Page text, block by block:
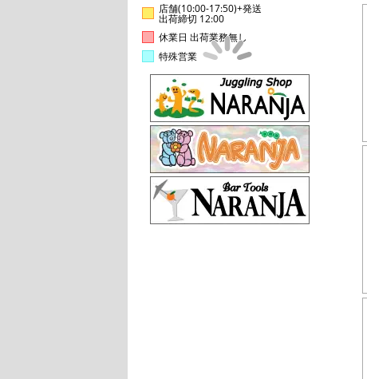
店舗(10:00-17:50)+発送
出荷締切 12:00
休業日 出荷業務無し
特殊営業